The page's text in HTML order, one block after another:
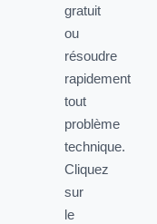
gratuit
ou
résoudre
rapidement
tout
problème
technique.
Cliquez
sur
le